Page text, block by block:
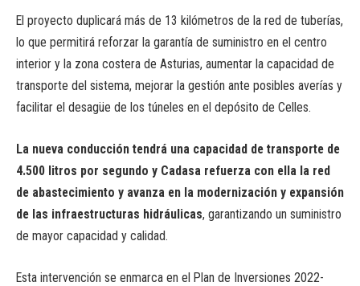
El proyecto duplicará más de 13 kilómetros de la red de tuberías,
lo que permitirá reforzar la garantía de suministro en el centro
interior y la zona costera de Asturias, aumentar la capacidad de
transporte del sistema, mejorar la gestión ante posibles averías y
facilitar el desagüe de los túneles en el depósito de Celles.
La nueva conducción tendrá una capacidad de transporte de
4.500 litros por segundo y Cadasa refuerza con ella la red
de abastecimiento y avanza en la modernización y expansión
de las infraestructuras hidráulicas, garantizando un suministro
de mayor capacidad y calidad.
Esta intervención se enmarca en el Plan de Inversiones 2022-